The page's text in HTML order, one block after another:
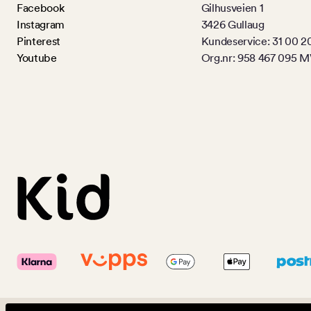
Facebook
Instagram
Pinterest
Youtube
Gilhusveien 1
3426 Gullaug
Kundeservice: 31 00
Org.nr: 958 467 095